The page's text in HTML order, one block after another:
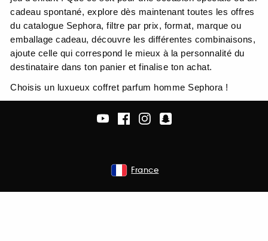
cadeau spontané, explore dès maintenant toutes les offres
du catalogue Sephora, filtre par prix, format, marque ou
emballage cadeau, découvre les différentes combinaisons,
ajoute celle qui correspond le mieux à la personnalité du
destinataire dans ton panier et finalise ton achat.
Choisis un luxueux coffret parfum homme Sephora !
France